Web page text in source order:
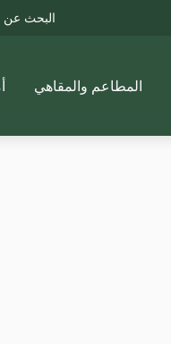
البحث
المطاعم والمقاهي